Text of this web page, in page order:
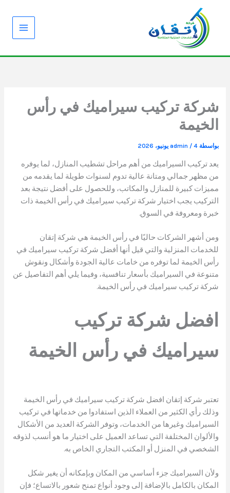
المحتوى
شركة تركيب سيراميك في رأس
الخيمة
بواسطة admin / 4 يونيو، 2026
يعد تركيب السيراميك من أهم مراحل تشطيب المنازل، لما يوفره
من مظهر جمالي ومتانة عالية تدوم لسنوات طويلة لما يقدمه من
مميزات كبيرة للمنازل والمكاتب، وللحصول على أفضل نتيجة بعد
التركيب يجب اختيار شركة تركيب سيراميك في رأس الخيمة ذات
خبرة ومعروفة في السوق.
ومن أشهر الشركات حاليًا في رأس الخيمة هي شركة إتقان
للخدمات المنزلية والتي قيل أنها أفضل شركة تركيب سيراميك في
رأس الخيمة لما توفره من خامات عالية الجودة وأشكال ونقوش
متنوعة في السيراميك بأسعار تنافسية، وفيما يلي أهم التفاصيل عن
شركة تركيب سيراميك في رأس الخيمة.
افضل شركة تركيب
سيراميك في رأس الخيمة
تعتبر شركة إتقان افضل شركة تركيب سيراميك في رأس الخيمة
وذلك رأي الكثير من العملاء الذين استفادوا من خدماتها في تركيب
السيراميك وغيرها من الخدمات، وتوفر الشركة العديد من الأشكال
والألوان المختلفة التي تساعد العميل على اختيار ما هو أنسب لذوقه
الشخصي في المنزل أو المكتب التجاري الخاص به.
ولأن السيراميك جزء أساسي من المكان وبإمكانه أن يغير شكل
المكان بالكامل بالإضافة إلى وجود أنواع تمنح شعور بالاتساع؛ فإن